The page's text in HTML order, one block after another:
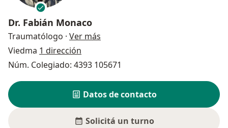
Dr. Fabián Monaco
Traumatólogo · Ver más
Viedma 1 dirección
Núm. Colegiado: 4393 105671
Datos de contacto
Solicitá un turno